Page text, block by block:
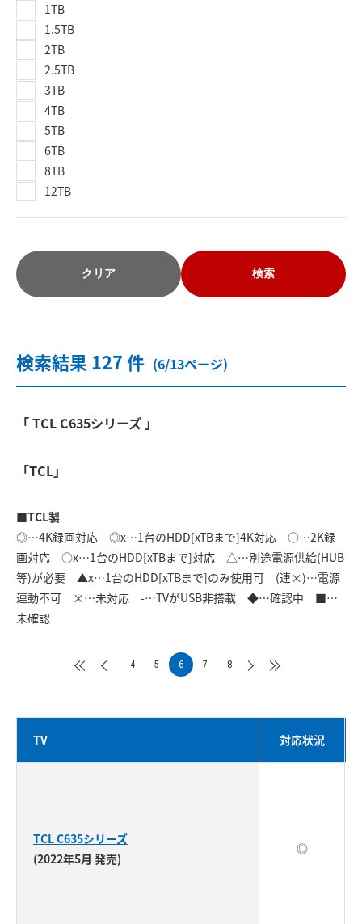
1TB
1.5TB
2TB
2.5TB
3TB
4TB
5TB
6TB
8TB
12TB
クリア 検索
検索結果 127 件 (6/13ページ)
「 TCL C635シリーズ 」
「TCL」
■TCL製
◎…4K録画対応 ◎x…1台のHDD[xTBまで]4K対応 ○…2K録
画対応 ○x…1台のHDD[xTBまで]対応 △…別途電源供給(HUB
等)が必要 ▲x…1台のHDD[xTBまで]のみ使用可 (連×)…電源
連動不可 ×…未対応 -…TVがUSB非搭載 ◆…確認中 ■…
未確認
4 5 6 7 8
TV 対応状況
TCL C635シリーズ
(2022年5月 発売)
◎